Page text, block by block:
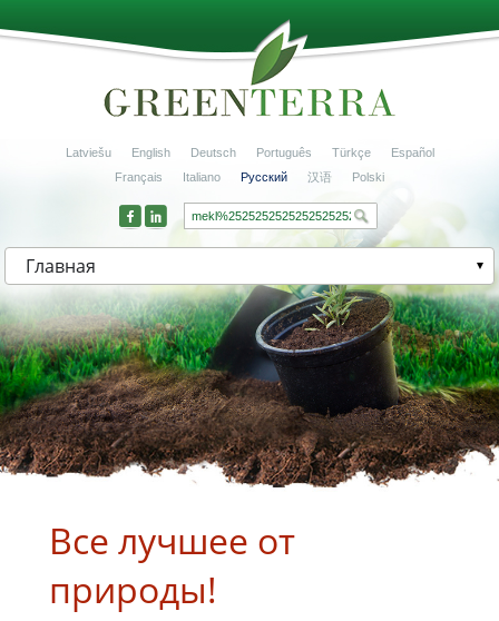
Latviešu English Deutsch Português Türkçe
Español
Français
Italiano Русский 汉语 Polski
Главная
Все лучшее от
природы!